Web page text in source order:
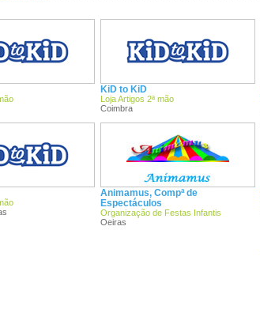
KiD to KiD
Loja Artigos 2ª mão
Coimbra
Animamus, Compª de
Espectáculos
Organização de Festas Infantis
Oeiras